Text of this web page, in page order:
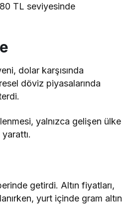
TL seviyesinde
dolar karşısında
döviz piyasalarında
yalnızca gelişen ülke
getirdi. Altın fiyatları,
yurt içinde gram altın